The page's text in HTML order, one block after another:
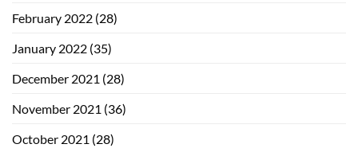
February 2022 (28)
January 2022 (35)
December 2021 (28)
November 2021 (36)
October 2021 (28)